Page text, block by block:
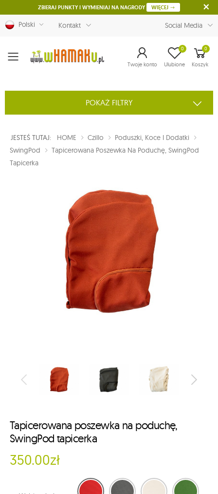
ZBIERAJ PUNKTY I WYMIENIAJ NA NAGRODY WIĘCEJ
Polski Kontakt Social Media
Menu Twoje konto Ulubione
0 0
Koszyk
POKAŻ FILTRY
JESTEŚ TUTAJ: HOME Czillo
Poduszki, Koce I Dodatki
SwingPod
Tapicerowana Poszewka Na Poduchę, SwingPod
Tapicerka
Tapicerowana poszewka na poduchę,
SwingPod tapicerka
350.00zł